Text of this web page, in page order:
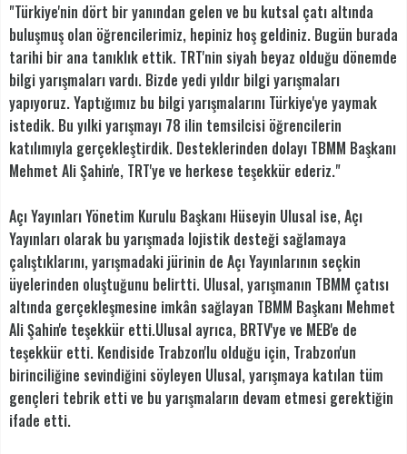
"Türkiye'nin dört bir yanından gelen ve bu kutsal çatı altında
buluşmuş olan öğrencilerimiz, hepiniz hoş geldiniz. Bugün burada
tarihi bir ana tanıklık ettik. TRT'nin siyah beyaz olduğu dönemde
bilgi yarışmaları vardı. Bizde yedi yıldır bilgi yarışmaları
yapıyoruz. Yaptığımız bu bilgi yarışmalarını Türkiye'ye yaymak
istedik. Bu yılki yarışmayı 78 ilin temsilcisi öğrencilerin
katılımıyla gerçekleştirdik. Desteklerinden dolayı TBMM Başkanı
Mehmet Ali Şahin'e, TRT'ye ve herkese teşekkür ederiz."
Açı Yayınları Yönetim Kurulu Başkanı Hüseyin Ulusal ise, Açı
Yayınları olarak bu yarışmada lojistik desteği sağlamaya
çalıştıklarını, yarışmadaki jürinin de Açı Yayınlarının seçkin
üyelerinden oluştuğunu belirtti. Ulusal, yarışmanın TBMM çatısı
altında gerçekleşmesine imkân sağlayan TBMM Başkanı Mehmet
Ali Şahin'e teşekkür etti.Ulusal ayrıca, BRTV'ye ve MEB'e de
teşekkür etti. Kendiside Trabzon'lu olduğu için, Trabzon'un
birinciliğine sevindiğini söyleyen Ulusal, yarışmaya katılan tüm
gençleri tebrik etti ve bu yarışmaların devam etmesi gerektiğin
ifade etti.